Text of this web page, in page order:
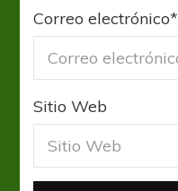
Correo electrónico*
Sitio Web